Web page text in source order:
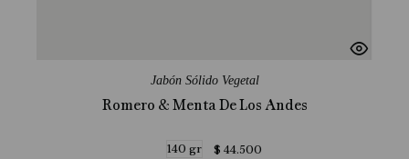
Jabón Sólido Vegetal
Romero & Menta De Los Andes
140 gr $ 44.500